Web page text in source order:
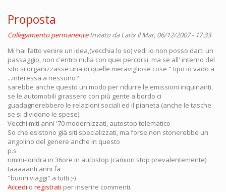
Proposta
Collegamento permanente Inviato daLarixil Mar, 06/12/2007 - 17:33
Mi hai fatto venire un idea,(vecchia lo so) vedi io non posso darti un
passaggio, non c'entro nulla con quei percorsi, ma se all' interno del
sito si organizzasse una di quelle meravigliose cose " tipo io vado a
...interessa a nessuno?
sarebbe anche questo un modo per ridurre le emissioni inquinanti,
se le automobili girassero con più gente a bordo ci
guadagnerebbero le relazioni sociali ed il pianeta (anche le tasche
se si dividono le spese).
Vecchi miti anni '70 modernizzati, autostop telematico
So che esistono già siti specializzati, ma forse non stonerebbe un
angolino del genere anche in questo
p.s
rimini-londra in 36ore in autostop (camion stop prevalentemente)
taaaaanti anni fa
"buoni viaggi" a tutti ;-)
Accedi o registrati per inserire commenti.